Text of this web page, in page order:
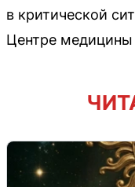
в критической
Центре